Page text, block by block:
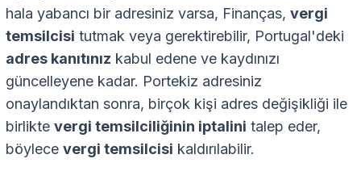
hala yabancı bir adresiniz varsa, Finanças, vergi
temsilcisi tutmak veya gerektirebilir, Portugal'deki
adres kanıtınız kabul edene ve kaydınızı
güncelleyene kadar. Portekiz adresiniz
onaylandıktan sonra, birçok kişi adres değişikliği ile
birlikte vergi temsilciliğinin iptalini talep eder,
böylece vergi temsilcisi kaldırılabilir.